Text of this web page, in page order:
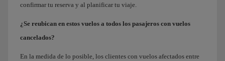
confirmar tu reserva y al planificar tu viaje.
¿Se reubican en estos vuelos a todos los pasajeros con vuelos
cancelados?
En la medida de lo posible, los clientes con vuelos afectados entre